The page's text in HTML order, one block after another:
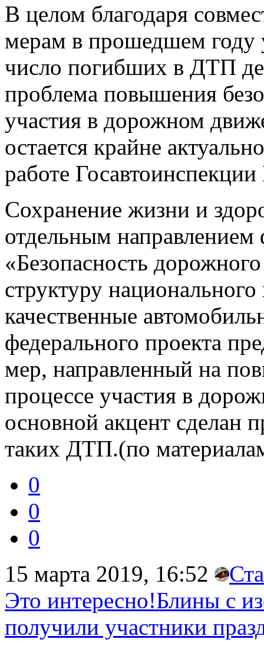
В целом благодаря
мерам в прошедшем году
число погибших в ДТП
проблема повышения
участия в дорожном
остается крайне
работе
Сохранение жизни и
отдельным направлением
«Безопасность
структуру
качественные
федерального проекта
мер, направленный на
процессе участия в
основной акцент сделан
таких ДТП.(по
0
0
0
15 марта 2019, 16:52
Это интересно!Блины с
получили участники